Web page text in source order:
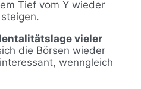
Tief vom Y wieder
vieler
die Börsen wieder
wenngleich